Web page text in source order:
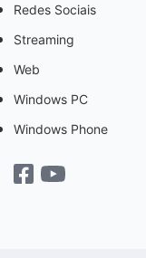
Redes Sociais
Streaming
Web
Windows PC
Windows Phone